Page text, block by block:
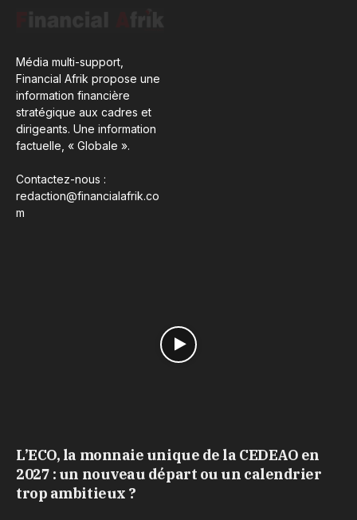
Média multi-support,
Financial Afrik propose une
information financière
stratégique aux cadres et
dirigeants. Une information
factuelle, « Globale ».
Contactez-nous :
redaction@financialafrik.co
m
L’ECO, la monnaie unique de la CEDEAO en
2027 : un nouveau départ ou un calendrier
trop ambitieux ?